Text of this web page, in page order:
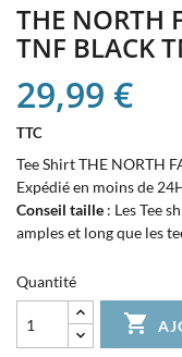
THE NORTH
TNF BLACK
29,99 €
TTC
Tee Shirt THE NORTH
Expédié en moins de
Conseil taille : Les Tee
amples et long que les
Quantité
